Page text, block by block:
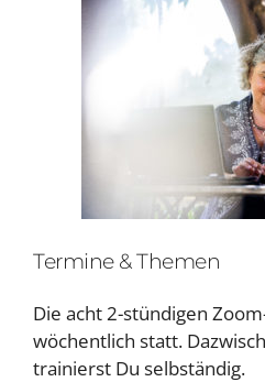
Termine & Themen
Die acht 2-stündigen
wöchentlich statt.
trainierst Du selbständig.